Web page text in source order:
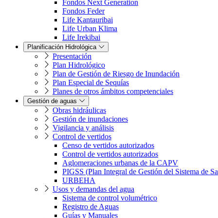
Fondos Next Generation
Fondos Feder
Life Kantauribai
Life Urban Klima
Life Irekibai
Planificación Hidrológica
Presentación
Plan Hidrológico
Plan de Gestión de Riesgo de Inundación
Plan Especial de Sequías
Planes de otros ámbitos competenciales
Gestión de aguas
Obras hidráulicas
Gestión de inundaciones
Vigilancia y análisis
Control de vertidos
Censo de vertidos autorizados
Control de vertidos autorizados
Aglomeraciones urbanas de la CAPV
PIGSS (Plan Integral de Gestión del Sistema de
URBEHA
Usos y demandas del agua
Sistema de control volumétrico
Registro de Aguas
Guías y Manuales